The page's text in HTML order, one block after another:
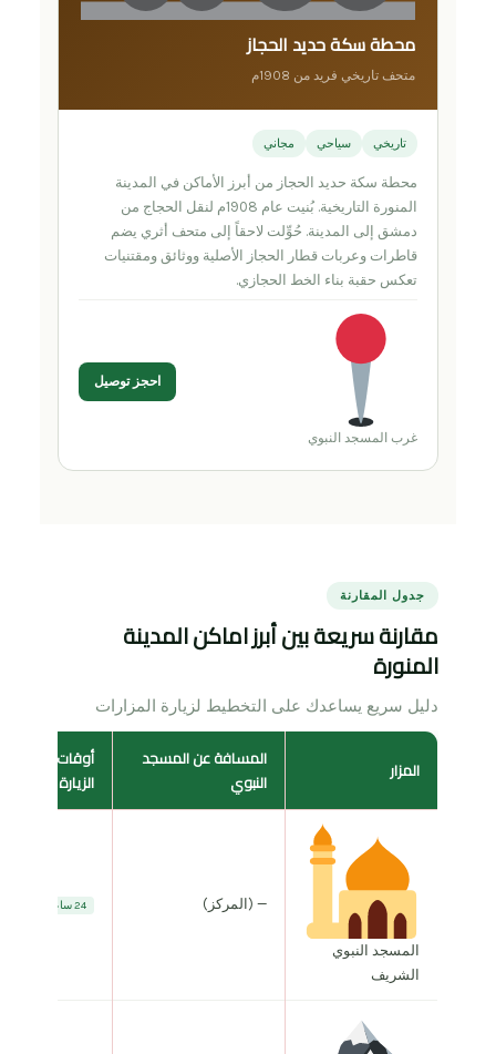
محطة سكة حديد الحجاز
متحف تاريخي فريد من 1908م
تاريخي سياحي مجاني
محطة سكة حديد الحجاز من أبرز الأماكن في المدينة
المنورة التاريخية. بُنيت عام 1908م لنقل الحجاج من
دمشق إلى المدينة. حُوِّلت لاحقاً إلى متحف أثري يضم
قاطرات وعربات قطار الحجاز الأصلية ووثائق ومقتنيات
تعكس حقبة بناء الخط الحجازي.
غرب المسجد النبوي
احجز توصيل
جدول المقارنة
مقارنة سريعة بين أبرز اماكن المدينة
المنورة
دليل سريع يساعدك على التخطيط لزيارة المزارات
المزار
المسافة عن المسجد
النبوي
أوقات
الزيارة
المسجد النبوي
الشريف
— (المركز) 24 ساعة